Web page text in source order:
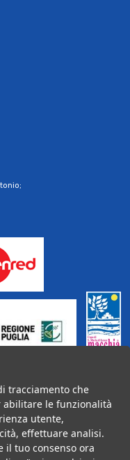
Puglia 2014-2020,
Azione 4, Intervento
tracciamento che
abilitare le funzionalità
utente,
effettuare analisi.
il tuo consenso ora